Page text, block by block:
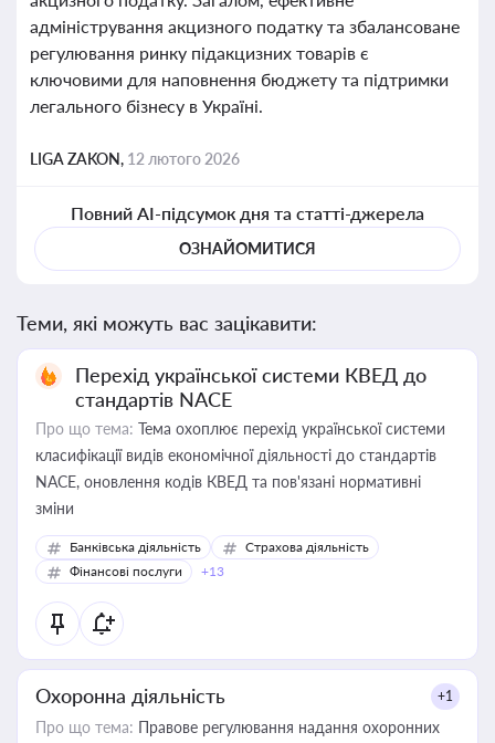
адміністрування акцизного податку та збалансоване
регулювання ринку підакцизних товарів є
ключовими для наповнення бюджету та підтримки
легального бізнесу в Україні.
LIGA ZAKON, 12 лютого 2026
Повний AI-підсумок дня та статті-джерела
ОЗНАЙОМИТИСЯ
Теми, які можуть вас зацікавити:
Перехід української системи КВЕД до
стандартів NACE
Про що тема: Тема охоплює перехід української системи
класифікації видів економічної діяльності до стандартів
NACE, оновлення кодів КВЕД та пов'язані нормативні
зміни
Банківська діяльність
Страхова діяльність
Фінансові послуги
+13
Охоронна діяльність +1
Про що тема: Правове регулювання надання охоронних